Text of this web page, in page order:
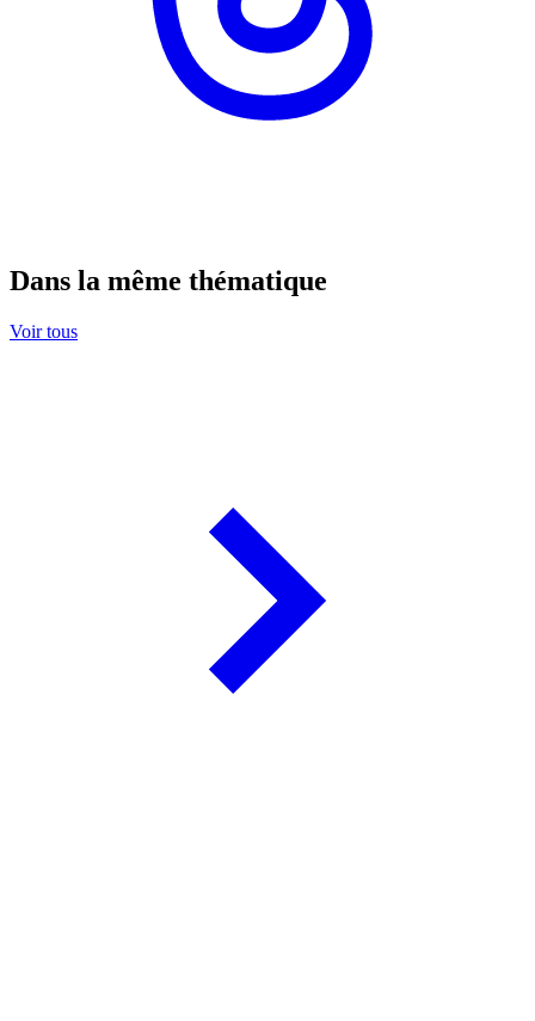
Dans la même thématique
Voir tous